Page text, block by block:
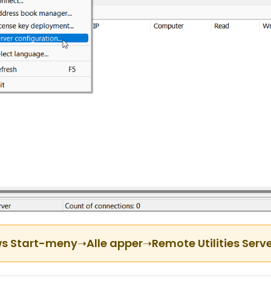
Start-meny➝Alle apper➝Remote Utilities